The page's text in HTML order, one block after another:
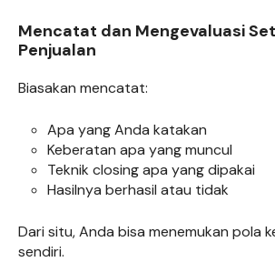
Mencatat dan Mengevaluasi
Penjualan
Biasakan mencatat:
Apa yang Anda katakan
Keberatan apa yang muncul
Teknik closing apa yang dipakai
Hasilnya berhasil atau tidak
Dari situ, Anda bisa menemukan pola
sendiri.